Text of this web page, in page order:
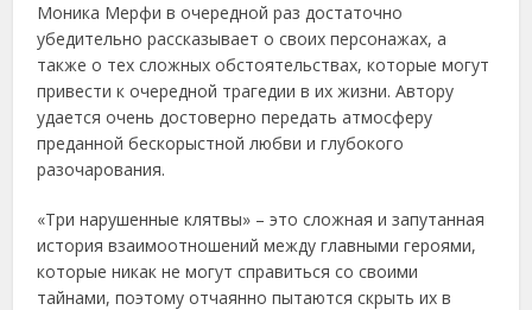
Моника Мерфи в очередной раз достаточно
убедительно рассказывает о своих персонажах, а
также о тех сложных обстоятельствах, которые могут
привести к очередной трагедии в их жизни. Автору
удается очень достоверно передать атмосферу
преданной бескорыстной любви и глубокого
разочарования.
«Три нарушенные клятвы» – это сложная и запутанная
история взаимоотношений между главными героями,
которые никак не могут справиться со своими
тайнами, поэтому отчаянно пытаются скрыть их в